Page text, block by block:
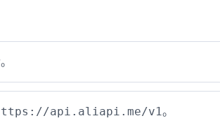
api.aliapi.me/v1。